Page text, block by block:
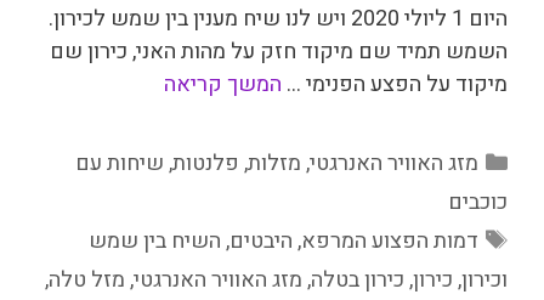
היום 1 ליולי 2020 ויש לנו שיח מענין בין שמש לכירון.
השמש תמיד שם מיקוד חזק על מהות האני, כירון שם
מיקוד על הפצע הפנימי … המשך קריאה
קטגוריות
מזג האוויר האנרגטי,מזלות, פלנטות,שיחות עם
כוכבים
תגיות
דמות הפצוע המרפא,היבטים,השיח בין שמש
וכירון,כירון,כירון בטלה,מזג האוויר האנרגטי,מזל טלה,